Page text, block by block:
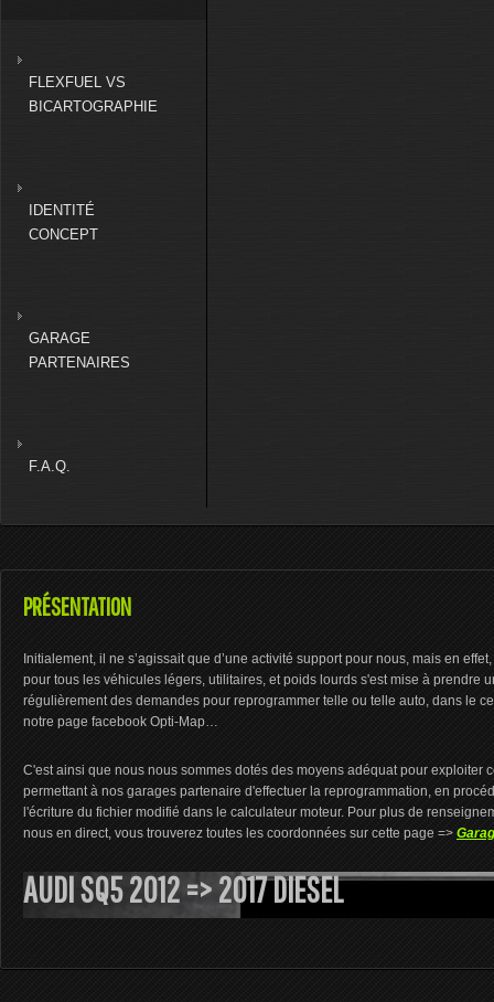
FLEXFUEL VS
BICARTOGRAPHIE
IDENTITÉ
CONCEPT
GARAGE
PARTENAIRES
F.A.Q.
PRÉSENTATION
Initialement, il ne s’agissait que d’une activité support pour nous, mais en
pour tous les véhicules légers, utilitaires, et poids lourds s'est mise à
régulièrement des demandes pour reprogrammer telle ou telle auto, dans le
notre page facebook Opti-Map…
C'est ainsi que nous nous sommes dotés des moyens adéquat pour
permettant à nos garages partenaire d'effectuer la reprogrammation, en
l'écriture du fichier modifié dans le calculateur moteur. Pour plus de
nous en direct, vous trouverez toutes les coordonnées sur cette page =>
AUDI SQ5 2012 => 2017 DIESEL